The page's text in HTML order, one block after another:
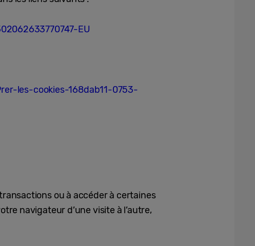
EU
les-cookies-168dab11-0753-
ou à accéder à certaines
navigateur d’une visite à l’autre,